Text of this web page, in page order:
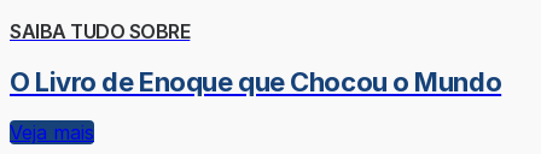
SAIBA TUDO SOBRE
O Livro de Enoque que Chocou o Mundo
Veja mais